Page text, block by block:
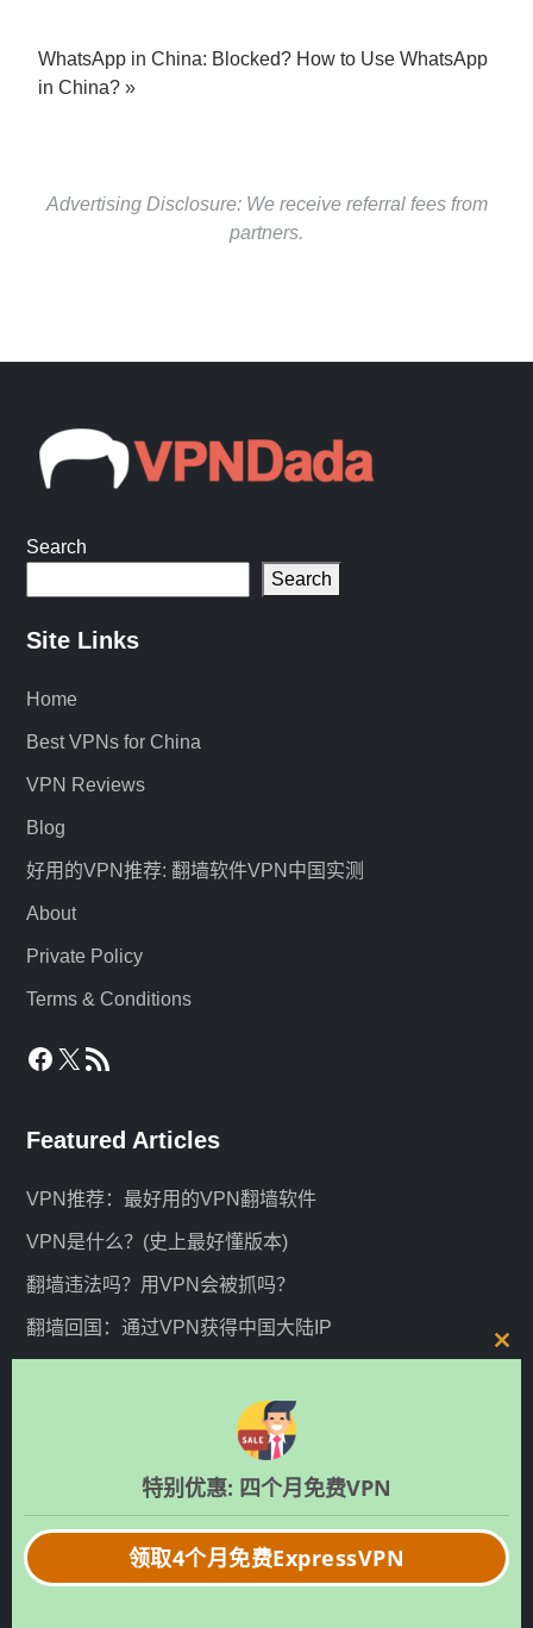
WhatsApp in China: Blocked? How to Use WhatsApp
in China?
Advertising Disclosure: We receive referral fees from
partners.
Search
Search
Site Links
Home
Best VPNs for China
VPN Reviews
Blog
好用的VPN推荐: 翻墙软件VPN中国实测
About
Private Policy
Terms & Conditions
Facebook X RSS Feed
Featured Articles
VPN推荐：最好用的VPN翻墙软件
VPN是什么？(史上最好懂版本)
翻墙违法吗？用VPN会被抓吗？
翻墙回国：通过VPN获得中国大陆IP
iOS翻墙：iPhone、iPad翻墙指南，iOS VPN评测
安卓VPN推荐：最好用的安卓翻墙VPN
ExpressVPN中国评测: ExpressVPN怎么样?
Surfshark VPN中国评测：Surfshark VPN怎么样？
NordVPN中国评测：NordVPN怎么样？
C
i
特别优惠: 四个月免费VPN
领取4个月免费ExpressVPN